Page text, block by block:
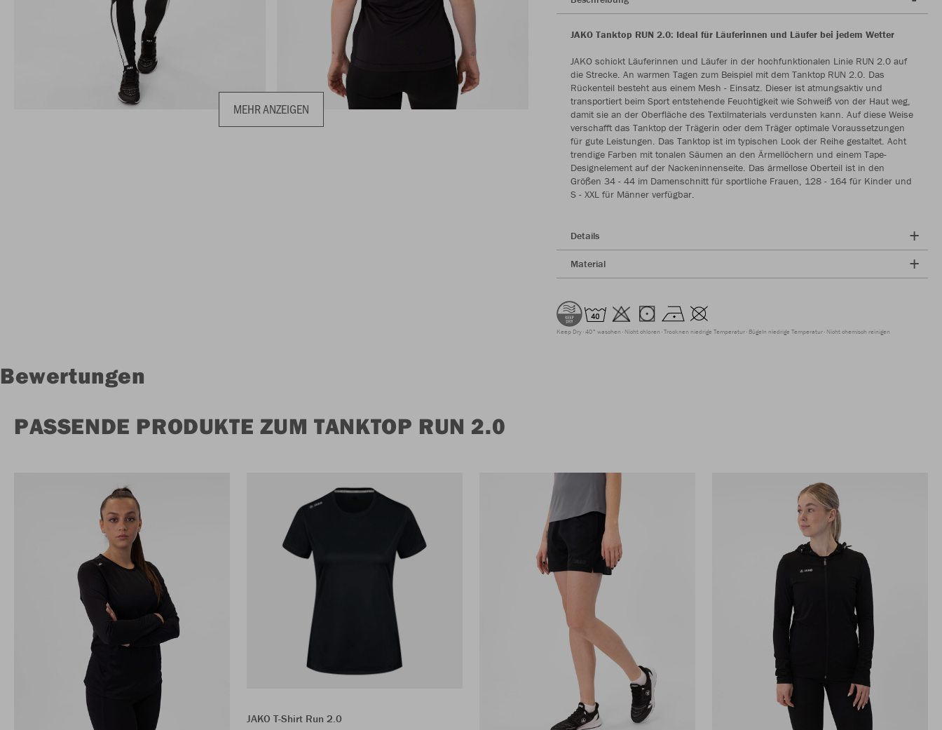
MEHR ANZEIGEN
JAKO Tanktop RUN 2.0: Ideal für Läuferinnen und Läufer bei jedem Wetter
JAKO schickt Läuferinnen und Läufer in der hochfunktionalen Linie RUN 2.0 auf
die Strecke. An warmen Tagen zum Beispiel mit dem Tanktop RUN 2.0. Das
Rückenteil besteht aus einem Mesh - Einsatz. Dieser ist atmungsaktiv und
transportiert beim Sport entstehende Feuchtigkeit wie Schweiß von der Haut weg,
damit sie an der Oberfläche des Textilmaterials verdunsten kann. Auf diese Weise
verschafft das Tanktop der Trägerin oder dem Träger optimale Voraussetzungen
für gute Leistungen. Das Tanktop ist im typischen Look der Reihe gestaltet. Acht
trendige Farben mit tonalen Säumen an den Ärmellöchern und einem Tape-
Designelement auf der Nackeninnenseite. Das ärmellose Oberteil ist in den
Größen 34 - 44 im Damenschnitt für sportliche Frauen, 128 - 164 für Kinder und
S - XXL für Männer verfügbar.
Details
Material
Keep Dry 40° waschen Nicht chloren Trocknen niedrige Temperatur Bügeln niedrige Temperatur Nicht chemisch reinigen
Bewertungen
PASSENDE PRODUKTE ZUM TANKTOP RUN 2.0
JAKO T-Shirt Run 2.0